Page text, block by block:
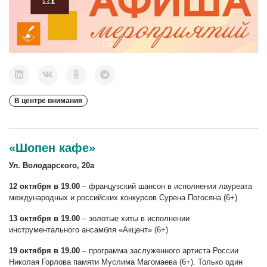
В центре внимания
«Шопен кафе»
Ул. Володарского, 20а
12 октября в 19.00 – французский шансон в исполнении лауреата
международных и российских конкурсов Сурена Погосяна (6+)
13 октября в 19.00 – золотые хиты в исполнении
инструментального ансамбля «Акцент» (6+)
19 октября в 19.00 – программа заслуженного артиста России
Николая Горлова памяти Муслима Магомаева (6+). Только один